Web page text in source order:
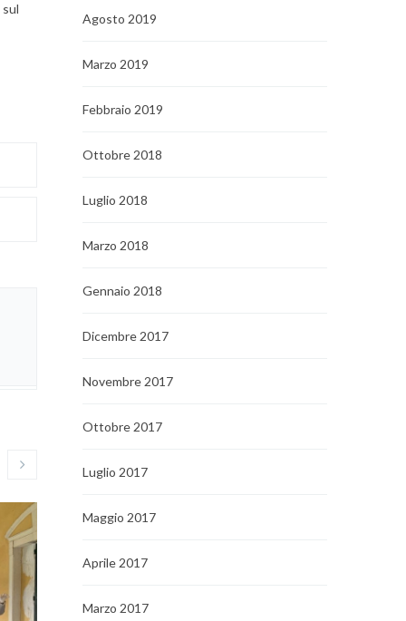
Agosto 2019
Marzo 2019
Febbraio 2019
Ottobre 2018
Luglio 2018
Marzo 2018
Gennaio 2018
Dicembre 2017
Novembre 2017
Ottobre 2017
Luglio 2017
Maggio 2017
Aprile 2017
Marzo 2017